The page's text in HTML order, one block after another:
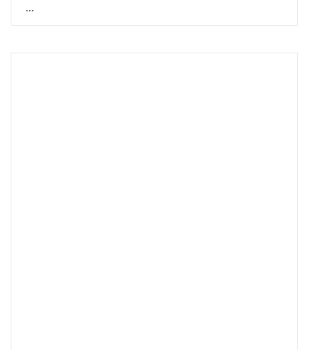
...